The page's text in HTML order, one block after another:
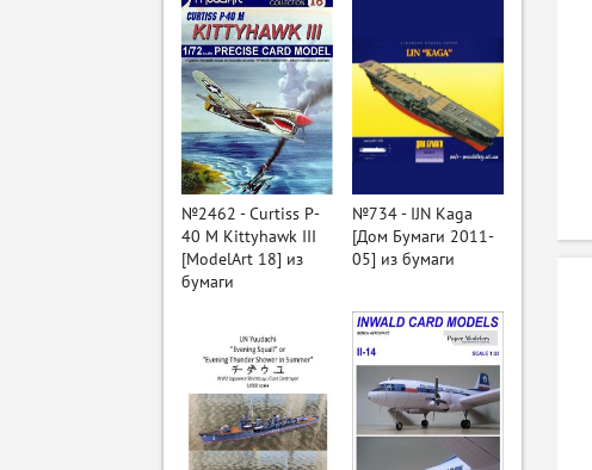
№2462 - Curtiss P-
40 M Kittyhawk III
[ModelArt 18] из
бумаги
№734 - IJN Kaga
[Дом Бумаги 2011-
05] из бумаги